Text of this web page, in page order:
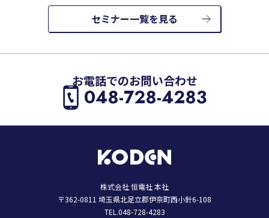
セミナー一覧を見る
お電話でのお問い合わせ
048-728-4283
株式会社 恒電社 本社
〒362-0811 埼玉県北足立郡伊奈町西小針6-108
TEL.048-728-4283